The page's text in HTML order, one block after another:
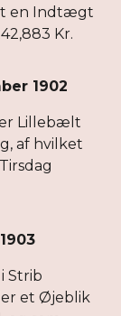
en Indtægt
Kr.
1902
Lillebælt
af hvilket
Strib
et Øjeblik